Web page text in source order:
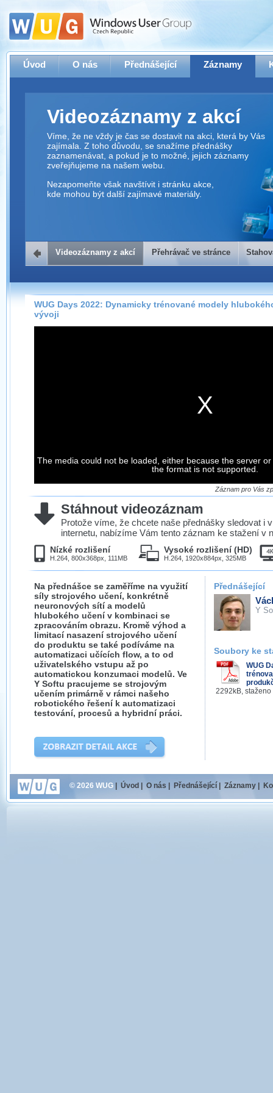
Úvod O nás Přednášející Záznamy
Videozáznamy z akcí
Víme, že ne vždy je čas se dostavit na akci, která by Vás
zajímala. Z toho důvodu, se snažíme přednášky
zaznamenávat, a pokud je to možné, jejich záznamy
zveřejňujeme na našem webu.
Nezapomeňte však navštívit i stránku akce,
kde mohou být další zajímavé materiály.
Přehrávač ve stránce
Záznamy na našem webu můžete pohodlně sledovat
přímo na stránce s využitím našehoHTML 5nebo
Silverlightpřehrávače.
Stránka se sama rozhodne, na základě toho, jaké
Stahování záznamů
záznamů.
ve formátu, který není vhodný pro stahování,
proto je ke stažení nenabízíme.
Videozáznamy z akcí Přehrávač ve stránce
WUG Days 2022: Dynamicky trénované modely
vývoji
The media could not be loaded, either because the server
the format is not supported.
Záznam pro Vás
Stáhnout videozáznam
Protože víme, že chcete naše přednášky sledovat i
internetu, nabízíme Vám tento záznam ke stažení v
Nízké rozlišení
H.264, 800x368px, 111MB
Vysoké rozlišení (HD)
H.264, 1920x884px, 325MB
Na přednášce se zaměříme na využití
síly strojového učení, konkrétně
neuronových sítí a modelů
hlubokého učení v kombinaci se
zpracováním obrazu. Kromě výhod a
limitací nasazení strojového učení
do produktu se také podíváme na
automatizaci učících flow, a to od
uživatelského vstupu až po
automatickou konzumaci modelů. Ve
Y Softu pracujeme se strojovým
učením primárně v rámci našeho
robotického řešení k automatizaci
testování, procesů a hybridní práci.
Přednášející
Y
Soubory ke
WUG
2292kB, staženo
© 2026 WUG Úvod O nás Přednášející Záznamy